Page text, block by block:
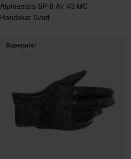
Alpinestars SP-8 Air V3 MC-
Handskar Svart
Superpris!